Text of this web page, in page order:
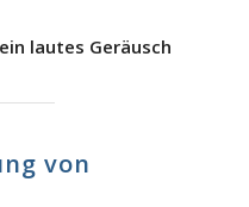
lautes Geräusch
von